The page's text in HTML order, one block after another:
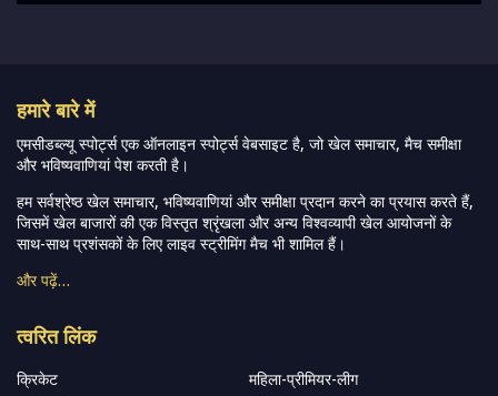
हमारे बारे में
एमसीडब्ल्यू स्पोर्ट्स एक ऑनलाइन स्पोर्ट्स वेबसाइट है, जो खेल समाचार, मैच समीक्षा
और भविष्यवाणियां पेश करती है।
हम सर्वश्रेष्ठ खेल समाचार, भविष्यवाणियां और समीक्षा प्रदान करने का प्रयास करते हैं,
जिसमें खेल बाजारों की एक विस्तृत श्रृंखला और अन्य विश्वव्यापी खेल आयोजनों के
साथ-साथ प्रशंसकों के लिए लाइव स्ट्रीमिंग मैच भी शामिल हैं।
और पढ़ें…
त्वरित लिंक
क्रिकेट
महिला-प्रीमियर-लीग